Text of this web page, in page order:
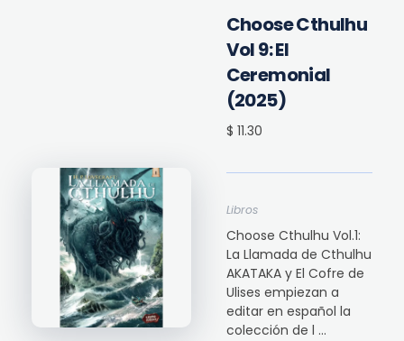
Choose Cthulhu
Vol 9: El
Ceremonial
(2025)
$ 11.30
Libros
Choose Cthulhu Vol.1:
La Llamada de Cthulhu
AKATAKA y El Cofre de
Ulises empiezan a
editar en español la
colección de l ...